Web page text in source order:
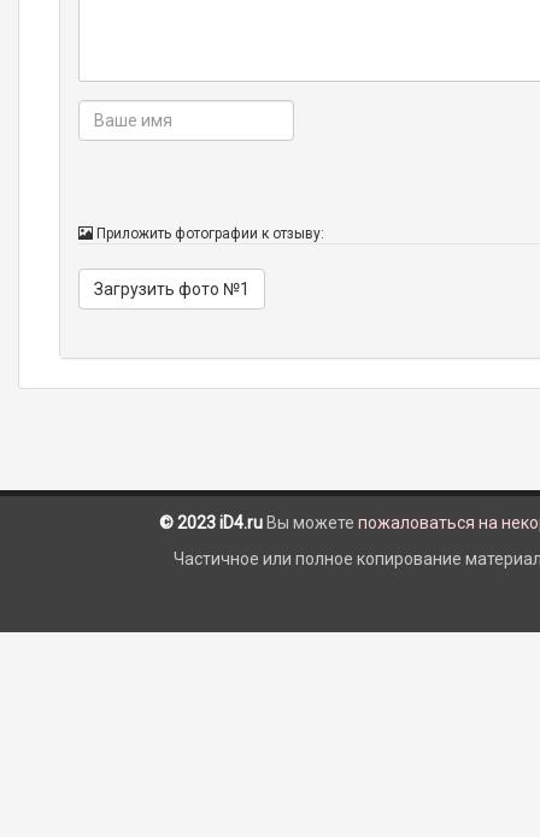
Приложить фотографии к отзыву:
Загрузить фото №1
© 2023 iD4.ruВы можете пожаловаться на
Частичное или полное копирование